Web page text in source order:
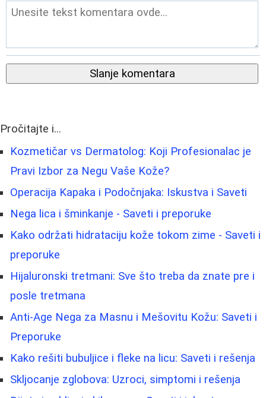
Slanje komentara
Pročitajte i...
Kozmetičar vs Dermatolog: Koji Profesionalac je
Pravi Izbor za Negu Vaše Kože?
Operacija Kapaka i Podočnjaka: Iskustva i Saveti
Nega lica i šminkanje - Saveti i preporuke
Kako održati hidrataciju kože tokom zime - Saveti i
preporuke
Hijaluronski tretmani: Sve što treba da znate pre i
posle tretmana
Anti-Age Nega za Masnu i Mešovitu Kožu: Saveti i
Preporuke
Kako rešiti bubuljice i fleke na licu: Saveti i rešenja
Skljocanje zglobova: Uzroci, simptomi i rešenja